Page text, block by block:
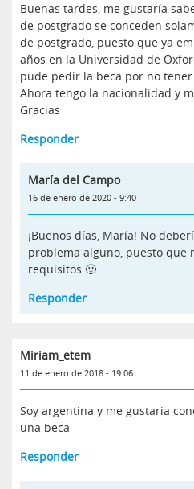
Buenas tardes, me gustaría
de postgrado se conceden
de postgrado, puesto que ya
años en la Universidad de
pude pedir la beca por no
Ahora tengo la nacionalidad y
Gracias
Responder
María del Campo
16 de enero de 2020 - 9:40
¡Buenos días, María! No
problema alguno, puesto que
requisitos 🙂
Responder
Miriam_etem
11 de enero de 2018 - 19:06
Soy argentina y me gustaria
una beca
Responder